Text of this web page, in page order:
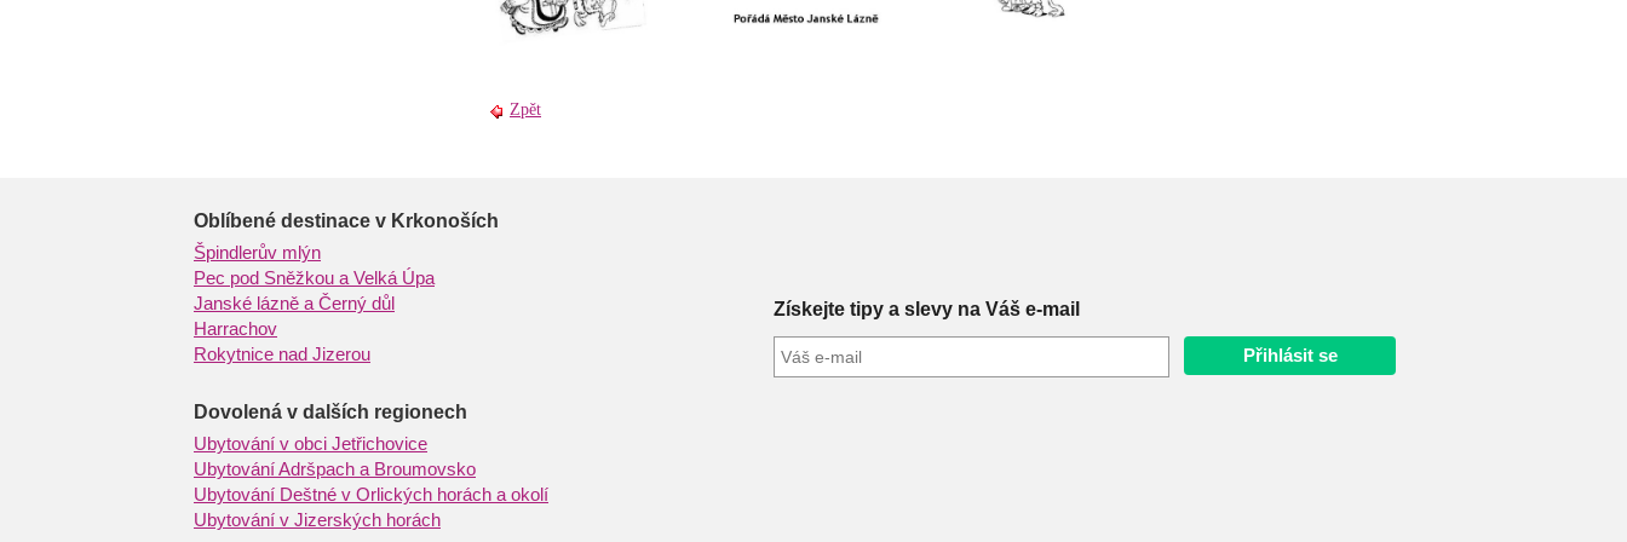
Zpět
Získejte tipy a slevy na Váš e-mail
Oblíbené destinace v Krkonoších
Špindlerův mlýn
Pec pod Sněžkou a Velká Úpa
Janské lázně a Černý důl
Harrachov
Rokytnice nad Jizerou
Dovolená v dalších regionech
Ubytování v obci Jetřichovice
Ubytování Adršpach a Broumovsko
Ubytování Deštné v Orlických horách a okolí
Ubytování v Jizerských horách